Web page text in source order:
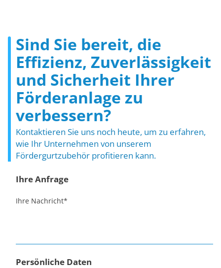
Sind Sie bereit, die
Effizienz, Zuverlässigkeit
und Sicherheit Ihrer
Förderanlage zu
verbessern?
Kontaktieren Sie uns noch heute, um zu erfahren,
wie Ihr Unternehmen von unserem
Fördergurtzubehör profitieren kann.
Ihre Anfrage
Ihre Nachricht*
Persönliche Daten